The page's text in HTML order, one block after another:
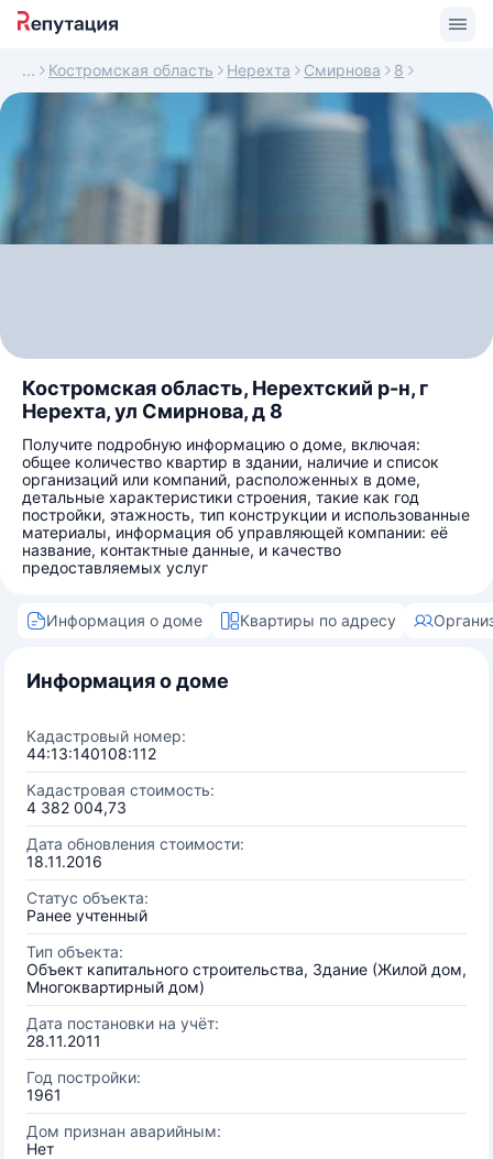
Костромская область Нерехта Смирнова 8
Костромская область, Нерехтский р-н, г
Нерехта, ул Смирнова, д 8
Получите подробную информацию о доме, включая:
общее количество квартир в здании, наличие и список
организаций или компаний, расположенных в доме,
детальные характеристики строения, такие как год
постройки, этажность, тип конструкции и использованные
материалы, информация об управляющей компании: её
название, контактные данные, и качество
предоставляемых услуг
Информация о доме Квартиры по адресу
Информация о доме
Кадастровый номер:
44:13:140108:112
Кадастровая стоимость:
4 382 004,73
Дата обновления стоимости:
18.11.2016
Статус объекта:
Ранее учтенный
Тип объекта:
Объект капитального строительства, Здание (Жилой дом,
Многоквартирный дом)
Дата постановки на учёт:
28.11.2011
Год постройки:
1961
Дом признан аварийным:
Нет